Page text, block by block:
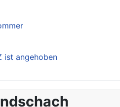
ist angehoben